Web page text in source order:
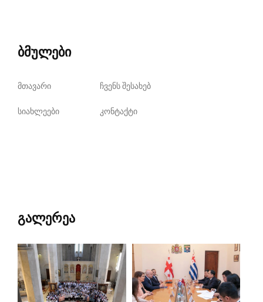
ბმულები
მთავარი ჩვენს შესახებ
სიახლეები კონტაქტი
გალერეა